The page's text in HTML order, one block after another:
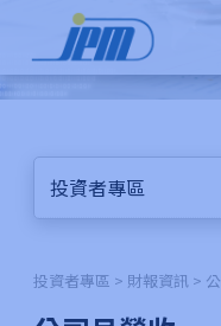
投資者專區
投資者專區 > 財報資訊 >